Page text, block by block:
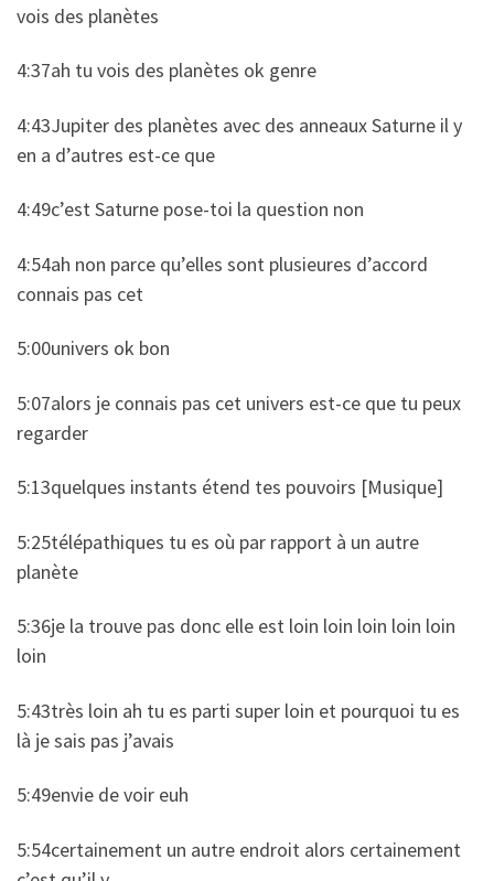
vois des planètes
4:37ah tu vois des planètes ok genre
4:43Jupiter des planètes avec des anneaux Saturne il y
en a d’autres est-ce que
4:49c’est Saturne pose-toi la question non
4:54ah non parce qu’elles sont plusieures d’accord
connais pas cet
5:00univers ok bon
5:07alors je connais pas cet univers est-ce que tu peux
regarder
5:13quelques instants étend tes pouvoirs [Musique]
5:25télépathiques tu es où par rapport à un autre
planète
5:36je la trouve pas donc elle est loin loin loin loin loin
loin
5:43très loin ah tu es parti super loin et pourquoi tu es
là je sais pas j’avais
5:49envie de voir euh
5:54certainement un autre endroit alors certainement